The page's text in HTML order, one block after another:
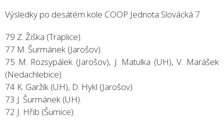
Výsledky po desátém kole COOP Jednota Slovácká 7
79 Z. Žiška (Traplice).
77 M. Šurmánek (Jarošov).
75 M. Rozsypálek (Jarošov), J. Matulka (UH), V. Marášek
(Nedachlebice).
74 K. Garžík (UH), D. Hykl (Jarošov).
73 J. Šurmánek (UH).
72 J. Hřib (Šumice).